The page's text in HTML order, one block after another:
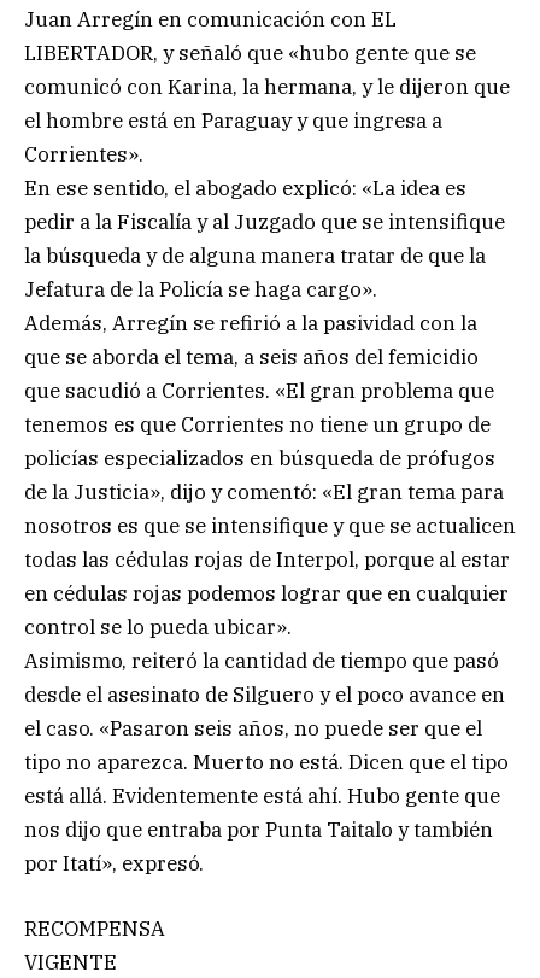
Juan Arregín en comunicación con EL
LIBERTADOR, y señaló que «hubo gente que se
comunicó con Karina, la hermana, y le dijeron que
el hombre está en Paraguay y que ingresa a
Corrientes».
En ese sentido, el abogado explicó: «La idea es
pedir a la Fiscalía y al Juzgado que se intensifique
la búsqueda y de alguna manera tratar de que la
Jefatura de la Policía se haga cargo».
Además, Arregín se refirió a la pasividad con la
que se aborda el tema, a seis años del femicidio
que sacudió a Corrientes. «El gran problema que
tenemos es que Corrientes no tiene un grupo de
policías especializados en búsqueda de prófugos
de la Justicia», dijo y comentó: «El gran tema para
nosotros es que se intensifique y que se actualicen
todas las cédulas rojas de Interpol, porque al estar
en cédulas rojas podemos lograr que en cualquier
control se lo pueda ubicar».
Asimismo, reiteró la cantidad de tiempo que pasó
desde el asesinato de Silguero y el poco avance en
el caso. «Pasaron seis años, no puede ser que el
tipo no aparezca. Muerto no está. Dicen que el tipo
está allá. Evidentemente está ahí. Hubo gente que
nos dijo que entraba por Punta Taitalo y también
por Itatí», expresó.
RECOMPENSA
VIGENTE